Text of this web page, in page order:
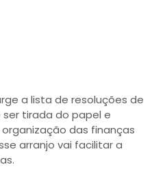
a lista de resoluções de
ser tirada do papel e
das finanças
arranjo vai facilitar a